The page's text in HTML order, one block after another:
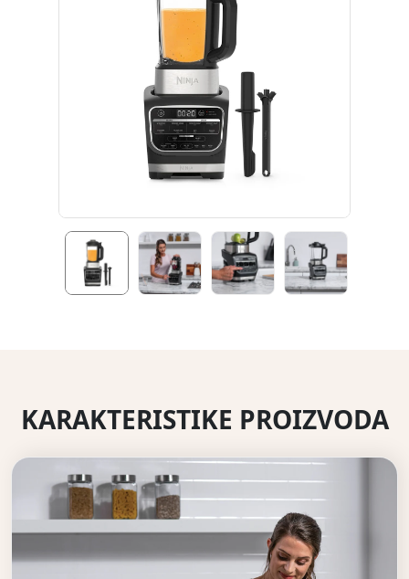
KARAKTERISTIKE PROIZVODA